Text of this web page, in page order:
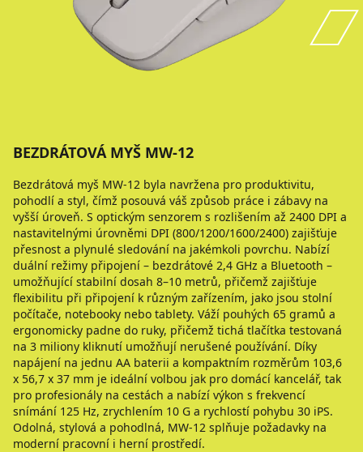
BEZDRÁTOVÁ MYŠ MW-12
Bezdrátová myš MW-12 byla navržena pro produktivitu,
pohodlí a styl, čímž posouvá váš způsob práce i zábavy na
vyšší úroveň. S optickým senzorem s rozlišením až 2400 DPI a
nastavitelnými úrovněmi DPI (800/1200/1600/2400) zajišťuje
přesnost a plynulé sledování na jakémkoli povrchu. Nabízí
duální režimy připojení – bezdrátové 2,4 GHz a Bluetooth –
umožňující stabilní dosah 8–10 metrů, přičemž zajišťuje
flexibilitu při připojení k různým zařízením, jako jsou stolní
počítače, notebooky nebo tablety. Váží pouhých 65 gramů a
ergonomicky padne do ruky, přičemž tichá tlačítka testovaná
na 3 miliony kliknutí umožňují nerušené používání. Díky
napájení na jednu AA baterii a kompaktním rozměrům 103,6
x 56,7 x 37 mm je ideální volbou jak pro domácí kancelář, tak
pro profesionály na cestách a nabízí výkon s frekvencí
snímání 125 Hz, zrychlením 10 G a rychlostí pohybu 30 iPS.
Odolná, stylová a pohodlná, MW-12 splňuje požadavky na
moderní pracovní i herní prostředí.